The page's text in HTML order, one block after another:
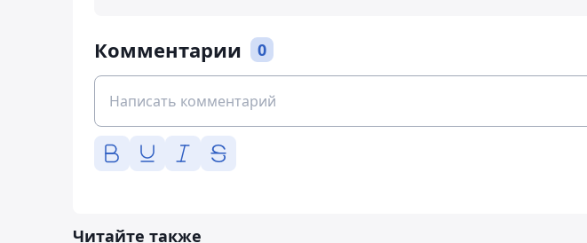
Комментарии 0
Читайте также